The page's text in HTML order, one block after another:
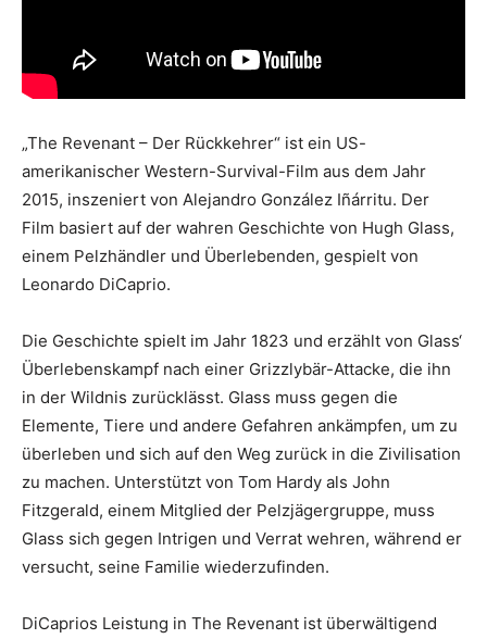
„The Revenant – Der Rückkehrer“ ist ein US-
amerikanischer Western-Survival-Film aus dem Jahr
2015, inszeniert von Alejandro González Iñárritu. Der
Film basiert auf der wahren Geschichte von Hugh Glass,
einem Pelzhändler und Überlebenden, gespielt von
Leonardo DiCaprio.
Die Geschichte spielt im Jahr 1823 und erzählt von Glass‘
Überlebenskampf nach einer Grizzlybär-Attacke, die ihn
in der Wildnis zurücklässt. Glass muss gegen die
Elemente, Tiere und andere Gefahren ankämpfen, um zu
überleben und sich auf den Weg zurück in die Zivilisation
zu machen. Unterstützt von Tom Hardy als John
Fitzgerald, einem Mitglied der Pelzjägergruppe, muss
Glass sich gegen Intrigen und Verrat wehren, während er
versucht, seine Familie wiederzufinden.
DiCaprios Leistung in The Revenant ist überwältigend